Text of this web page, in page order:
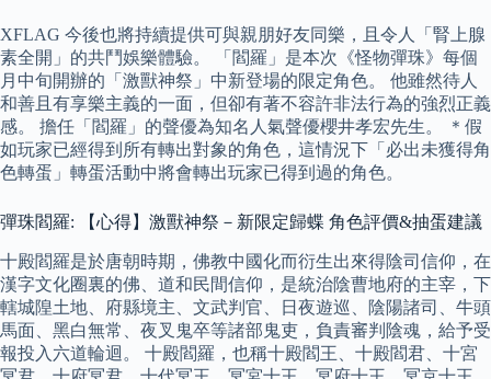
XFLAG 今後也將持續提供可與親朋好友同樂，且令人「腎上腺
素全開」的共鬥娛樂體驗。 「閻羅」是本次《怪物彈珠》每個
月中旬開辦的「激獸神祭」中新登場的限定角色。 他雖然待人
和善且有享樂主義的一面，但卻有著不容許非法行為的強烈正義
感。 擔任「閻羅」的聲優為知名人氣聲優櫻井孝宏先生。 ＊假
如玩家已經得到所有轉出對象的角色，這情況下「必出未獲得角
色轉蛋」轉蛋活動中將會轉出玩家已得到過的角色。
彈珠閻羅: 【心得】激獸神祭－新限定歸蝶 角色評價&抽蛋建議
十殿閻羅是於唐朝時期，佛教中國化而衍生出來得陰司信仰，在
漢字文化圈裏的佛、道和民間信仰，是統治陰曹地府的主宰，下
轄城隍土地、府縣境主、文武判官、日夜遊巡、陰陽諸司、牛頭
馬面、黑白無常、夜叉鬼卒等諸部鬼吏，負責審判陰魂，給予受
報投入六道輪迴。 十殿閻羅，也稱十殿閻王、十殿閻君、十宮